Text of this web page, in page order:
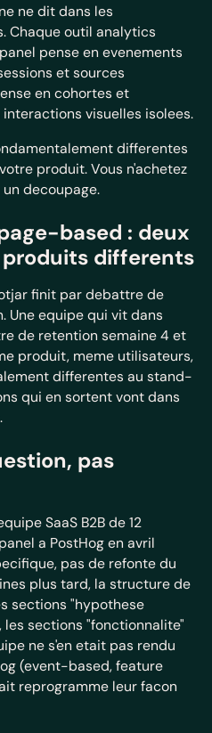
ne dit dans les
Chaque outil analytics
pense en evenements
et sources
en cohortes et
visuelles isolees.
differentes
produit. Vous n'achetez
decoupage.
based : deux
differents
finit par debattre de
Une equipe qui vit dans
de retention semaine 4 et
produit, meme utilisateurs,
differentes au stand-
qui en sortent vont dans
pas
SaaS B2B de 12
a PostHog en avril
pas de refonte du
plus tard, la structure de
sections "hypothese
sections "fonctionnalite"
ne s'en etait pas rendu
(event-based, feature
reprogramme leur facon